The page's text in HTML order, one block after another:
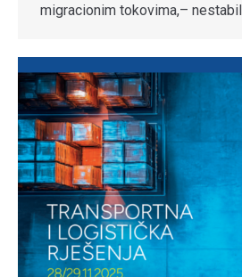
migracionim tokovima,–